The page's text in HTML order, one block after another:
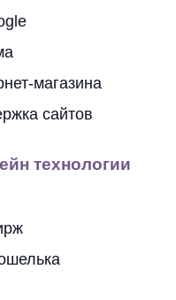
технологии
магазина
сайтов